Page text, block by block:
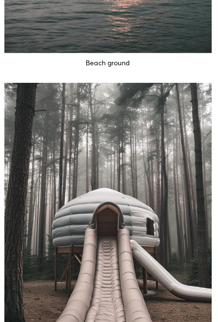
Beach ground